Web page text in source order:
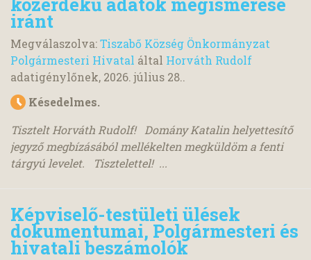
iránt
Megválaszolva:Tiszabő Község Önkormányzat
Polgármesteri Hivatal által Horváth Rudolf
adatigénylőnek, 2026. július 28..
Késedelmes.
Tisztelt Horváth Rudolf! Domány Katalin helyettesítő
jegyző megbízásából mellékelten megküldöm a fenti
tárgyú levelet. Tisztelettel! ...
Képviselő-testületi ülések
dokumentumai, Polgármesteri és
hivatali beszámolók